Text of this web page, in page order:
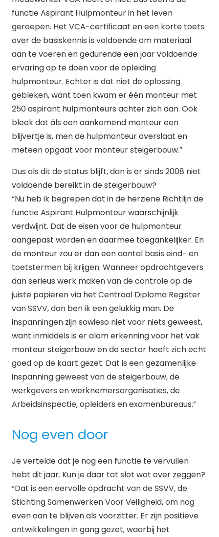
functie Aspirant Hulpmonteur in het leven
geroepen. Het VCA-certificaat en een korte toets
over de basiskennis is voldoende om materiaal
aan te voeren en gedurende een jaar voldoende
ervaring op te doen voor de opleiding
hulpmonteur. Echter is dat niet de oplossing
gebleken, want toen kwam er één monteur met
250 aspirant hulpmonteurs achter zich aan. Ook
bleek dat áls een aankomend monteur een
blijvertje is, men de hulpmonteur overslaat en
meteen opgaat voor monteur steigerbouw.”
Dus als dit de status blijft, dan is er sinds 2008 niet
voldoende bereikt in de steigerbouw?
“Nu heb ik begrepen dat in de herziene Richtlijn de
functie Aspirant Hulpmonteur waarschijnlijk
verdwijnt. Dat de eisen voor de hulpmonteur
aangepast worden en daarmee toegankelijker. En
de monteur zou er dan een aantal basis eind- en
toetstermen bij krijgen. Wanneer opdrachtgevers
dan serieus werk maken van de controle op de
juiste papieren via het Centraal Diploma Register
van SSVV, dan ben ik een gelukkig man. De
inspanningen zijn sowieso niet voor niets geweest,
want inmiddels is er alom erkenning voor het vak
monteur steigerbouw en de sector heeft zich echt
goed op de kaart gezet. Dat is een gezamenlijke
inspanning geweest van de steigerbouw, de
werkgevers en werknemersorganisaties, de
Arbeidsinspectie, opleiders en examenbureaus.”
Nog even door
Je vertelde dat je nog een functie te vervullen
hebt dit jaar. Kun je daar tot slot wat over zeggen?
“Dat is een eervolle opdracht van de SSVV, de
Stichting Samenwerken Voor Veiligheid, om nog
even aan te blijven als voorzitter. Er zijn positieve
ontwikkelingen in gang gezet, waarbij het